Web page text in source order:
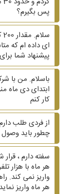
پس بگیرم؟
ای داده ام که
پیشنهاد شما
باسلام. من با
ابتدای دی ماه
کار کنم
از فردی طلب
چطور باید
هر ماه با هزار
واریز نمی کند.
هر ماه واریز